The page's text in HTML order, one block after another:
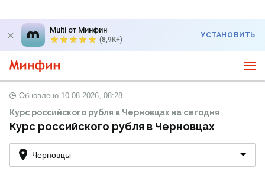
Multi от Минфин
(8,9K+)
УСТАНОВИТЬ
Обновлено 10.08.2026, 08:28
Курс российского рубля в Черновцах на сегодня
Курс российского рубля в Черновцах
Черновцы